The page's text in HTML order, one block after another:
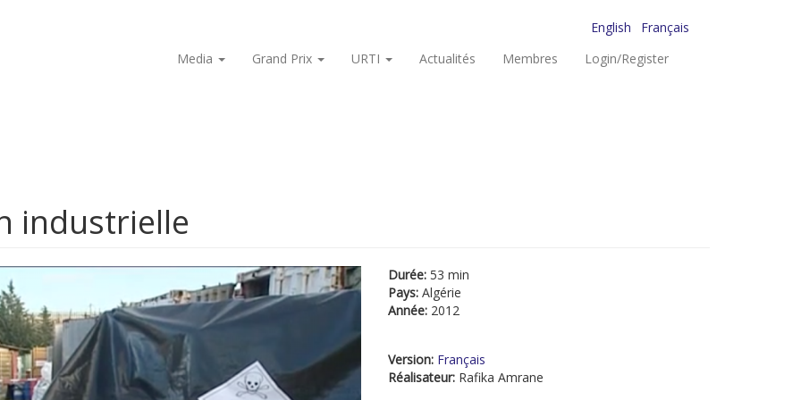
English
Français
Media
Grand Prix URTI Actualités Membres Login/Register
industrielle
Durée: 53 min
Pays: Algérie
Année: 2012
Version: Français
Réalisateur: Rafika Amrane